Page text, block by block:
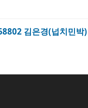
김은경(넙치민박)